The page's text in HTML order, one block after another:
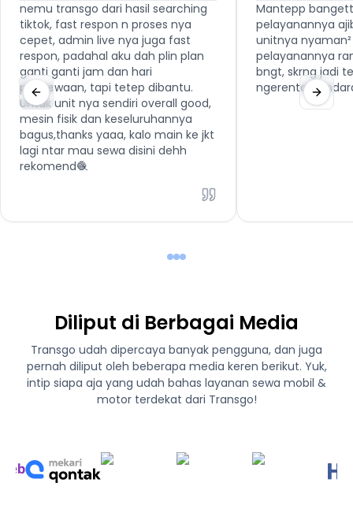
nemu transgo dari hasil searching
tiktok, fast respon n proses nya
cepet, admin live nya juga fast
respon, padahal aku dah plin plan
ganti ganti jam dan hari
penyewaan, tapi tetep dibantu.
Untuk unit nya sendiri overall good,
mesin fisik dan keseluruhannya
bagus,thanks yaaa, kalo main ke jkt
lagi ntar mau sewa disini dehh
rekomend🧶
Mantepp
pelayanannya
unitnya
pelayanannya
bngt, skrng jadi
ngerental
Diliput di Berbagai Media
Transgo udah dipercaya banyak pengguna, dan juga
pernah diliput oleh beberapa media keren berikut. Yuk,
intip siapa aja yang udah bahas layanan sewa mobil &
motor terdekat dari Transgo!